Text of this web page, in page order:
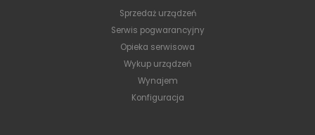
Sprzedaż urządzeń
Serwis pogwarancyjny
Opieka serwisowa
Wykup urządzeń
Wynajem
Konfiguracja